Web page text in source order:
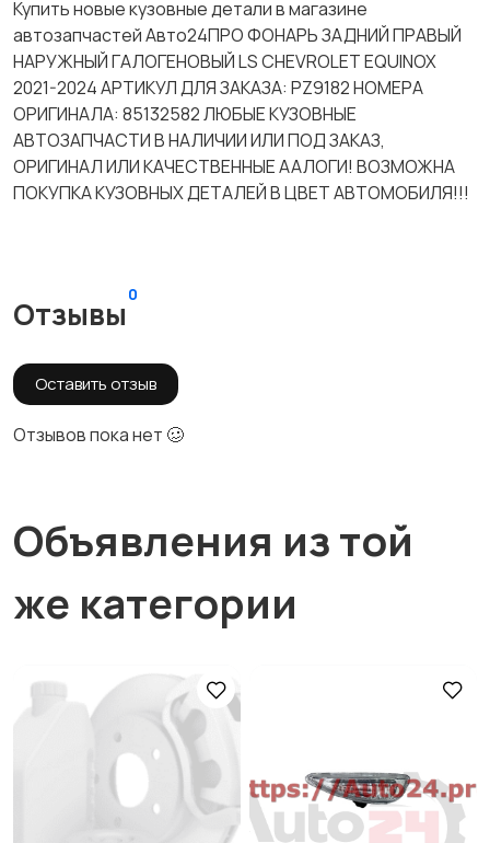
Купить новые кузовные детали в магазине
автозапчастей Авто24ПРО ФОНАРЬ ЗАДНИЙ ПРАВЫЙ
НАРУЖНЫЙ ГАЛОГЕНОВЫЙ LS CHEVROLET EQUINOX
2021-2024 АРТИКУЛ ДЛЯ ЗАКАЗА: PZ9182 НОМЕРА
ОРИГИНАЛА: 85132582 ЛЮБЫЕ КУЗОВНЫЕ
АВТОЗАПЧАСТИ В НАЛИЧИИ ИЛИ ПОД ЗАКАЗ,
ОРИГИНАЛ ИЛИ КАЧЕСТВЕННЫЕ ААЛОГИ! ВОЗМОЖНА
ПОКУПКА КУЗОВНЫХ ДЕТАЛЕЙ В ЦВЕТ АВТОМОБИЛЯ!!!
Отзывы
0
Оставить отзыв
Отзывов пока нет 🥴
Объявления из той
же категории